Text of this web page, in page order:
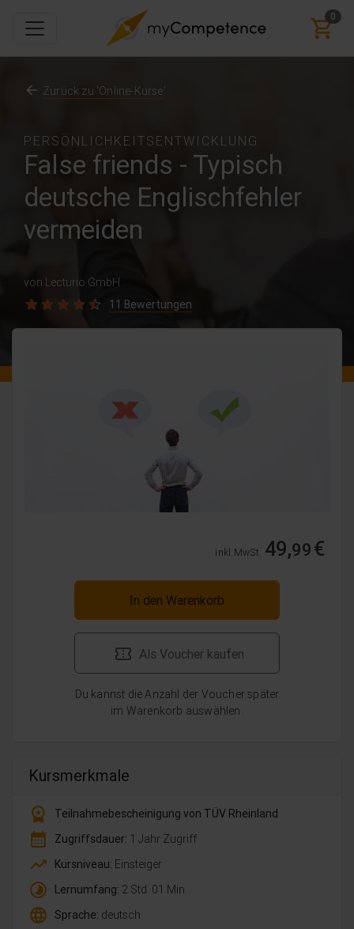
0
PERSÖNLICHKEITSENTWICKLUNG
False friends - Typisch
deutsche Englischfehler
vermeiden
von Lecturio GmbH
11 Bewertungen
Zurück zu 'Online-Kurse'
inkl. MwSt. 49,99€
In den Warenkorb
Als Voucher kaufen
Du kannst die Anzahl der Voucher später
im Warenkorb auswählen.
Kursmerkmale
workspace_premium
Teilnahmebescheinigung von TÜV Rheinland
calendar_month Zugriffsdauer: 1 Jahr Zugriff
trending_up Kursniveau: Einsteiger
timelapse Lernumfang: 2 Std. 01 Min.
language Sprache: deutsch